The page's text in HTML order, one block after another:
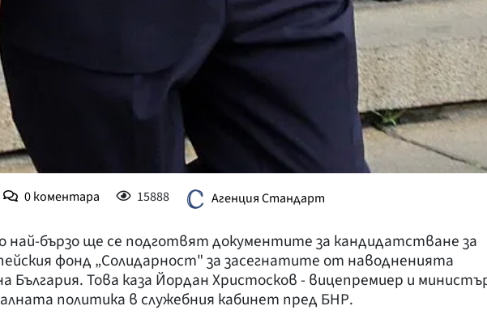
0коментара 15888 Агенция Стандарт
най-бързо ще се подготвят документите за кандидатстване за
фонд „Солидарност" за засегнатите от наводненията
България. Това каза Йордан Христосков - вицепремиер и
политика в служебния кабинет пред БНР.